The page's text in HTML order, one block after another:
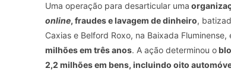
Uma operação para desarticular uma
online, fraudes e lavagem de dinheiro,
Caxias e Belford Roxo, na Baixada
milhões em três anos. A ação determinou o
2,2 milhões em bens, incluindo oito